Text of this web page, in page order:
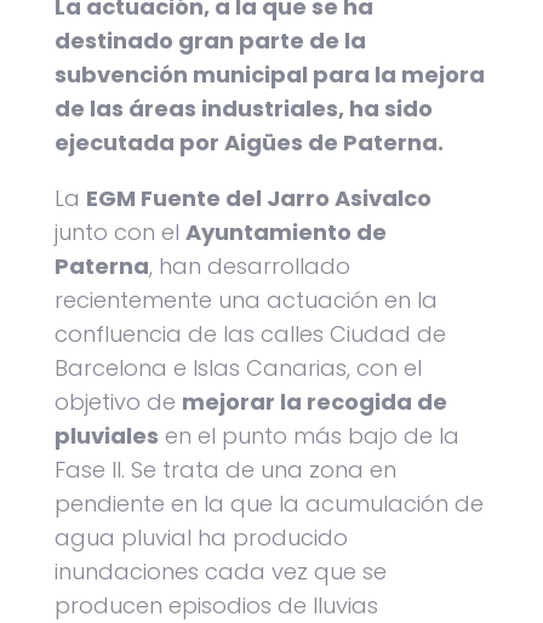
La actuación, a la que se ha
destinado gran parte de la
subvención municipal para la mejora
de las áreas industriales, ha sido
ejecutada por Aigües de Paterna.
La EGM Fuente del Jarro Asivalco
junto con el Ayuntamiento de
Paterna, han desarrollado
recientemente una actuación en la
confluencia de las calles Ciudad de
Barcelona e Islas Canarias, con el
objetivo de mejorar la recogida de
pluviales en el punto más bajo de la
Fase II. Se trata de una zona en
pendiente en la que la acumulación de
agua pluvial ha producido
inundaciones cada vez que se
producen episodios de lluvias